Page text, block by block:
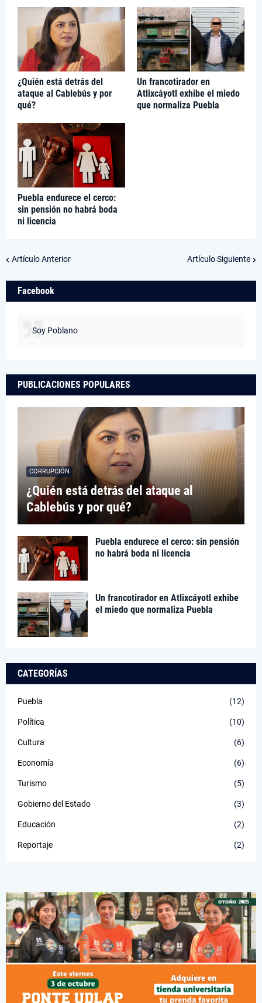
¿Quién está detrás del
ataque al Cablebús y por
qué?
Un francotirador en
Atlixcáyotl exhibe el miedo
que normaliza Puebla
Puebla endurece el cerco:
sin pensión no habrá boda
ni licencia
Artículo Anterior Artículo Siguiente
Facebook
Soy Poblano
PUBLICACIONES POPULARES
CORRUPCIÓN
¿Quién está detrás del ataque al
Cablebús y por qué?
Puebla endurece el cerco: sin pensión
no habrá boda ni licencia
Un francotirador en Atlixcáyotl exhibe
el miedo que normaliza Puebla
CATEGORÍAS
Puebla (12)
Política (10)
Cultura (6)
Economía (6)
Turismo (5)
Gobierno del Estado (3)
Educación (2)
Reportaje (2)